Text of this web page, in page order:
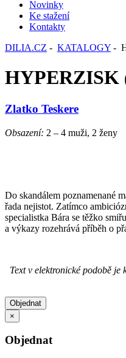
Novinky
Ke stažení
Kontakty
DILIA.CZ - KATALOGY -
HYPERZISK
Zlatko Teskere
Obsazení: 2 – 4 muži, 2 ženy
Do skandálem poznamenané
řada nejistot. Zatímco
specialistka Bára se těžko
a výkazy rozehrává příběh o
Text v elektronické podobě
Objednat
×
Objednat